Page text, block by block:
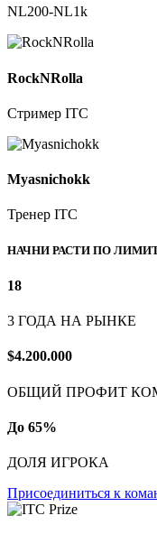
NL200-NL1k
RockNRolla
Стример ITC
Myasnichokk
Тренер ITC
НАЧНИ РАСТИ ПО
18
3 ГОДА НА РЫНКЕ
$4.200.000
ОБЩИЙ ПРОФИТ
До 65%
ДОЛЯ ИГРОКА
Присоединиться к